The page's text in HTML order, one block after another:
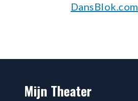
DansBlok.com
Mijn Theater